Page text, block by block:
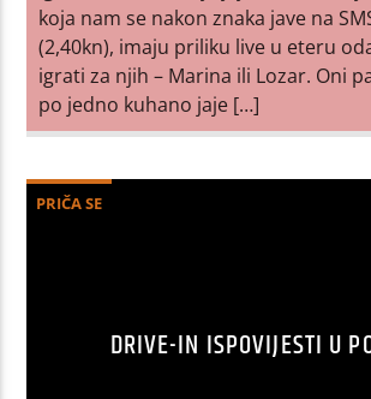
koja nam se nakon znaka jave na
(2,40kn), imaju priliku live u eteru
igrati za njih – Marina ili Lozar. Oni
po jedno kuhano jaje […]
PRIČA SE
DRIVE-IN ISPOVIJESTI U